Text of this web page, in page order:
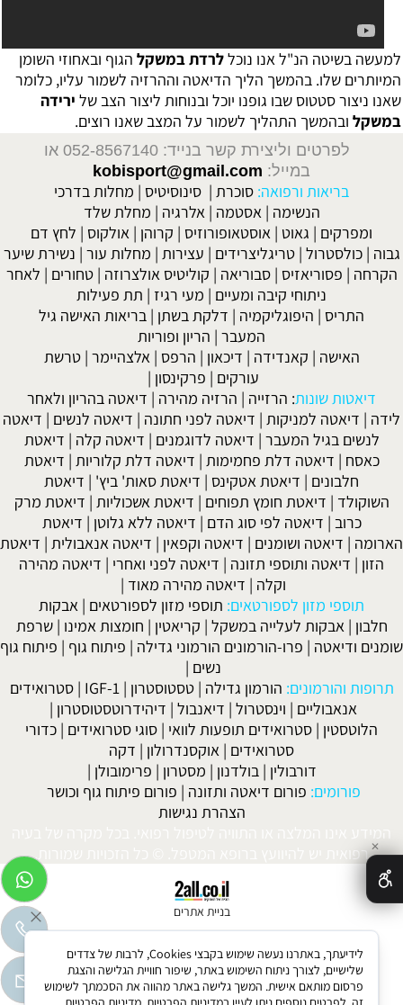
למעשה בשיטה הנ"ל אנו נוכללרדת במשקל הגוף ובאחוזי השומן
המיותרים שלו. בהמשך הליך הדיאטה וההרזיה לשמור עליו, כלומר
שאנו ניצור סטטוס שבו גופנו יוכל ובנוחות ליצור הצב של ירידה
במשקל ובהמשך התהליך לשמור על המצב שאנו רוצים.
לפרטים וליצירת קשר בנייד: 052-8567140
או
במייל: kobisport@gmail.com
בריאות ורפואה: סוכרת | סינוסיטיס | מחלות בדרכי
הנשימה | אסטמה | אלרגיה | מחלת שלד
ומפרקים | גאוט | אוסטאופורוזיס | קרוהן | אולקוס | לחץ דם
גבוה |כולסטרול |טריגליצרידים | עצירות | מחלות עור | נשירת שיער
הקרחה | פסוריאזיס |סבוריאה | קוליטיס אולצרוזה |טחורים | לאחר
ניתוחי קיבה ומעיים | מעי רגיז | תת פעילות
התריס | היפוגליקמיה | דלקת בשתן | בריאות האישה גיל
המעבר | הריון ופוריות
האישה | קאנדידה | דיכאון | הרפס | אלצהיימר |טרשת
עורקים | פרקינסון |
דיאטות שונות: הרזייה | הרזיה מהירה | דיאטה בהריון ולאחר
לידה | דיאטה למניקות | דיאטה לפני חתונה | דיאטה לנשים | דיאטה
לנשים בגיל המעבר | דיאטה לדוגמנים | דיאטה קלה | דיאטת
כאסח | דיאטה דלת פחמימות | דיאטה דלת קלוריות | דיאטת
חלבונים | דיאטת אטקינס | דיאטת סאות' ביץ' | דיאטת
השוקולד | דיאטת חומץ תפוחים | דיאטת אשכוליות | דיאטת מרק
כרוב | דיאטה לפי סוג הדם | דיאטה ללא גלוטן | דיאטת
הארומה | דיאטה ושומנים | דיאטה וקפאין | דיאטה אנאבולית | דיאטת
הזון | דיאטה ותוספי תזונה | דיאטה לפני ואחרי | דיאטה מהירה
וקלה | דיאטה מהירה מאוד |
תוספי מזון לספורטאים: תוספי מזון לספורטאים | אבקות
חלבון | אבקות לעלייה במשקל | קריאטין | חומצות אמינו |שרפת
שומנים ודיאטה | פרו-הורמונים הורמוני גדילה | פיתוח גוף | פיתוח גוף
נשים |
תרופות והורמונים: הורמון גדילה |טסטוסטרון |
IGF-1
|סטרואידים
אנאבוליים | וינסטרול | דיאנבול | דיהידרוטסטוסטרון |
הלוטסטין | סטרואידים תופעות לוואי | סוגי סטרואידים | כדורי
סטרואידים | אוקסנדרולון | דקה
דורבולין | בולדנון | מסטרון | פרימובולן |
פורומים: פורום דיאטה ותזונה | פורום פיתוח גוף וכושר
הצהרת נגישות
המידע אינו המלצה או התוויה לטיפול רפואי. בכל מקרה של בעיה
רפואית יש להיוועץ ברופא המטפל. © כל הזכויות שמורות.
בניית אתרים
✕
לידיעתך, באתרנו נעשה שימוש בקבצי Cookies, לרבות של צדדים
שלישיים, לצורך ניתוח השימוש באתר, שיפור חוויית הגלישה והצגת
פרסום מותאם אישית. המשך גלישה באתר מהווה את הסכמתך לשימוש